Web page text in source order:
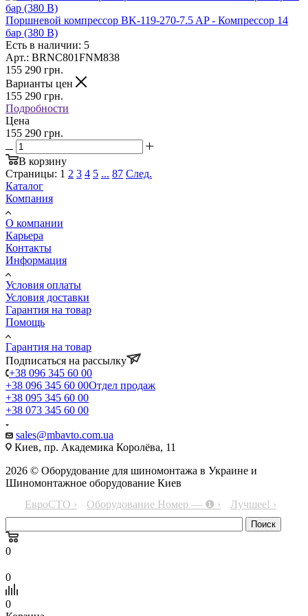
Поршневой компрессор BK-119-270-7.5 AP - Компрессор 14
бар (380 В)
Есть в наличии: 5
Арт.: BRNC801FNM838
155 290 грн.
Варианты цен
155 290 грн.
Подробности
Цена
155 290 грн.
В корзину
Страницы: 1 2 3 4 5 ... 87 След.
Каталог
Компания
О компании
Карьера
Контакты
Информация
Условия оплаты
Условия доставки
Гарантия на товар
Помощь
Гарантия на товар
Подписаться на рассылку
+38 096 345 60 00
+38 096 345 60 00Отдел продаж
+38 095 345 60 00
+38 073 345 60 00
sales@mbavto.com.ua
Киев, пр. Академика Королёва, 11
2026 © Оборудование для шиномонтажа в Украине и
Шиномонтажное оборудование Киев
ЕвроСТО ›
Оборудование Номер — ❶ › Лучшее! ›
0
0
0